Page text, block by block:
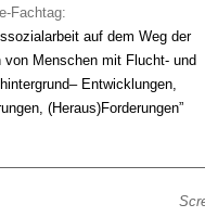
Fachtag:
auf dem Weg der
von Menschen mit Flucht- und
Entwicklungen,
(Heraus)Forderungen”